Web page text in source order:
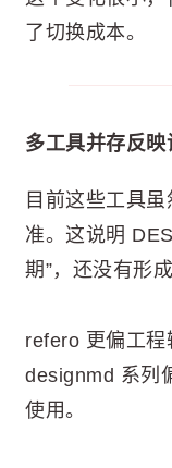
了切换成本。
多工具并存反
目前这些工具
准。这说明
期”，还没有形
refero 更偏工程
designmd 系列
使用。